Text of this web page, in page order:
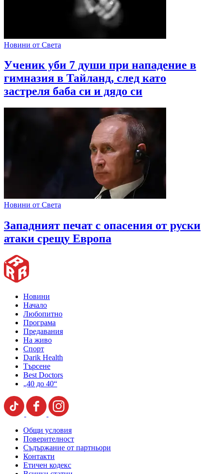
Новини от Света
Ученик уби 7 души при нападение в
гимназия в Тайланд, след като
застреля баба си и дядо си
Новини от Света
Западният печат с опасения от руски
атаки срещу Европа
Новини
Начало
Любопитно
Програма
Предавания
На живо
Спорт
Darik Health
Търсене
Best Doctors
„40 до 40“
Общи условия
Поверителност
Съдържание от партньори
Контакти
Етичен кодекс